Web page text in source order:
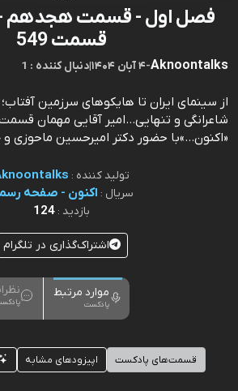
فصل اول - قسمت هجدهم -
قسمت 549
Aknoontalks
-۴ آبان ۱۴۰۴ |1 : دنبال کننده
از سینمای ایران تا هایکوهای سرزمین
شاعرانگی و تنهایی…امیر آقایی مهمان
«اکنون…»با حضور دکتر امیرحسین ماحوزی و
تولید کننده :
سریال : اکنون - صفحه
بازدید : 124
اشتراک‌گذاری در تلگرام
موارد مرتبط
پادکست
قسمت‌های پادکست اپیزودهای مشابه